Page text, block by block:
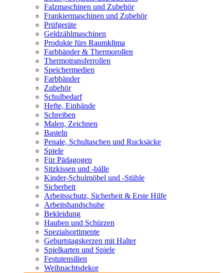
Falzmaschinen und Zubehör
Frankiermaschinen und Zubehör
Prüfgeräte
Geldzählmaschinen
Produkte fürs Raumklima
Farbbänder & Thermorollen
Thermotransferrollen
Speichermedien
Farbbänder
Zubehör
Schulbedarf
Hefte, Einbände
Schreiben
Malen, Zeichnen
Basteln
Penale, Schultaschen und Rucksäcke
Spiele
Für Pädagogen
Sitzkissen und -bälle
Kinder-Schulmöbel und -Stühle
Sicherheit
Arbeitsschutz, Sicherheit & Erste Hilfe
Arbeitshandschuhe
Bekleidung
Hauben und Schürzen
Spezialsortimente
Geburtstagskerzen mit Halter
Spielkarten und Spiele
Festutensilien
Weihnachtsdekor